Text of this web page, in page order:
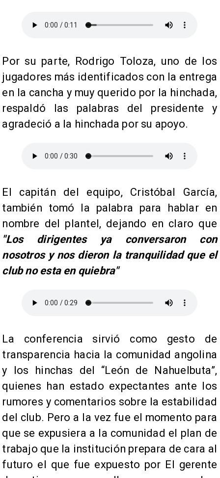
​Por su parte, Rodrigo Toloza, uno de los
jugadores más identificados con la entrega
en la cancha y muy querido por la hinchada,
respaldó las palabras del presidente y
agradeció a la hinchada por su apoyo.
​El capitán del equipo, Cristóbal García,
también tomó la palabra para hablar en
nombre del plantel, dejando en claro que
"Los dirigentes ya conversaron con
nosotros y nos dieron la tranquilidad que el
club no esta en quiebra"
​La conferencia sirvió como gesto de
transparencia hacia la comunidad angolina
y los hinchas del “León de Nahuelbuta”,
quienes han estado expectantes ante los
rumores y comentarios sobre la estabilidad
del club. Pero a la vez fue el momento para
que se expusiera a la comunidad el plan de
trabajo que la institución prepara de cara al
futuro el que fue expuesto por El gerente